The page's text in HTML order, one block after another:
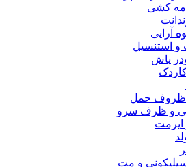
کشی
آرایی
و استنسیل
پاش
ظروف حمل
و ظرف سرو
ایرمت
و مت